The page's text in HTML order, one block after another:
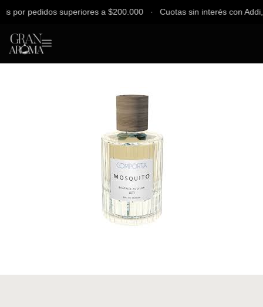
pedidos superiores a $200.000 ∙ Cuotas sin interés con Addi,